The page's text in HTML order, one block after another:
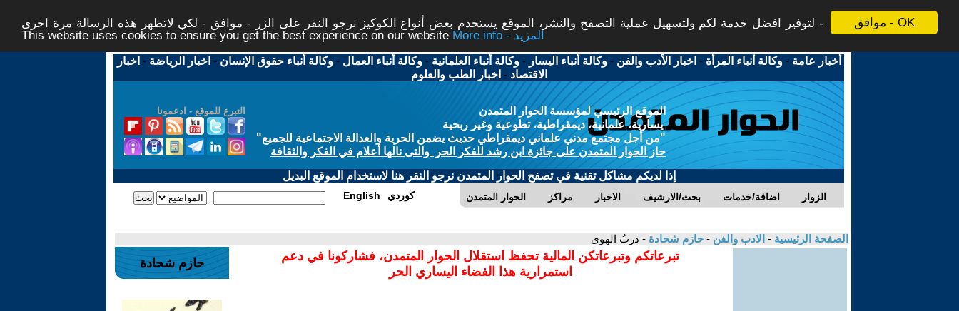
موافق - OK
لتوفير افضل خدمة لكم ولتسهيل عملية التصفح والنشر، الموقع يستخدم بعض أنواع الكوكيز نرجو النقر على الزر - موافق - لكي لاتظهر هذه الرسالة مرة اخرى -
This website uses cookies to ensure you get the best experience on our website
More info - المزيد
أخبار عامة -وكالة أنباء المرأة - اخبار الأدب والفن -وكالة أنباء اليسار -وكالة أنباء العلمانية -وكالة أنباء العمال -وكالة أنباء حقوق الإنسان - اخبار الرياضة - اخبار
الاقتصاد - اخبار الطب والعلوم
التبرع للموقع - ادعمونا
الموقع الرئيسي لمؤسسة الحوار المتمدن
يسارية، علمانية، ديمقراطية، تطوعية وغير ربحية
"من أجل مجتمع مدني علماني ديمقراطي حديث يضمن الحرية والعدالة الاجتماعية للجميع"
حاز الحوار المتمدن على جائزة ابن رشد للفكر الحر والتى نالها أعلام في الفكر والثقافة
إذا لديكم مشاكل تقنية في تصفح الحوار المتمدن نرجو النقر هنا لاستخدام الموقع البديل
الحوار المتمدن مراكز الاخبار بحث/الارشيف اضافة/خدمات الزوار English كوردي
الصفحة الرئيسية - الادب والفن - حازم شحادة - دربُ الهوى
تبرعاتكم وتبرعاتكن المالية تحفظ استقلال الحوار المتمدن، فشاركونا في دعم
استمرارية هذا الفضاء اليساري الحر
حازم شحادة